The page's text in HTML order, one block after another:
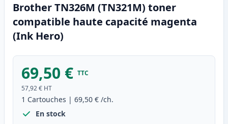
Brother TN326M (TN321M) toner
compatible haute capacité magenta
(Ink Hero)
69,50 € TTC
57,92 € HT
1 Cartouches | 69,50 € /ch.
En stock